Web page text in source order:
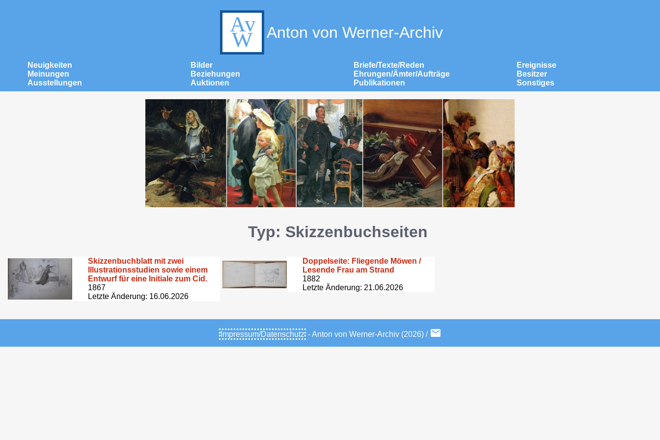
Anton von Werner-Archiv
Neuigkeiten Bilder Briefe/Texte/Reden
Ereignisse
Meinungen
Beziehungen Ehrungen/Ämter/Aufträge
Besitzer
Ausstellungen
Auktionen Publikationen Sonstiges
Typ: Skizzenbuchseiten
Skizzenbuchblatt mit zwei
Illustrationsstudien sowie einem
Entwurf für eine Initiale zum Cid.
1867
Letzte Änderung: 16.06.2026
Doppelseite: Fliegende Möwen /
Lesende Frau am Strand
1882
Letzte Änderung: 21.06.2026
Impressum/Datenschutz - Anton von Werner-Archiv (2026) /